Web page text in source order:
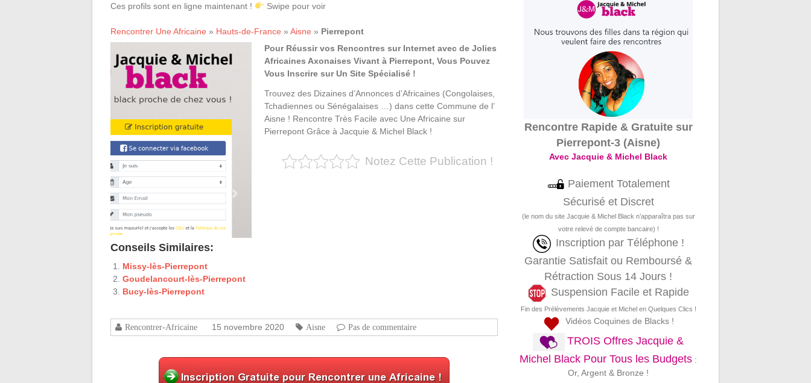
Ces profils sont en ligne maintenant ! Swipe pour voir
Rencontrer Une Africaine » Hauts-de-France » Aisne » Pierrepont
Pour Réussir vos Rencontres sur Internet avec de Jolies
Africaines Axonaises Vivant à Pierrepont, Vous Pouvez
Vous Inscrire sur Un Site Spécialisé !
Trouvez des Dizaines d’Annonces d’Africaines (Congolaises,
Tchadiennes ou Sénégalaises …) dans cette Commune de l’
Aisne ! Rencontre Très Facile avec Une Africaine sur
Pierrepont Grâce à Jacquie & Michel Black !
Notez Cette Publication !
Conseils Similaires:
Missy-lès-Pierrepont
Goudelancourt-lès-Pierrepont
Bucy-lès-Pierrepont
Rencontrer-Africaine 15 novembre 2020 Aisne Pas de commentaire
Rencontre Rapide & Gratuite sur
Pierrepont-3 (Aisne)
Avec Jacquie & Michel Black
Paiement Totalement
Sécurisé et Discret
(le nom du site Jacquie & Michel Black n’apparaîtra pas sur
votre relevé de compte bancaire) !
Inscription par Téléphone !
Garantie Satisfait ou Remboursé &
Rétraction Sous 14 Jours !
Suspension Facile et Rapide
Fin des Prélèvements Jacquie et Michel en Quelques Clics !
Vidéos Coquines de Blacks !
TROIS Offres Jacquie &
Michel Black Pour Tous les Budgets :
Or, Argent & Bronze !